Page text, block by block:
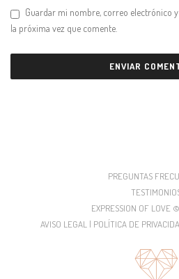
Guardar mi nombre, correo electrónico
la próxima vez que comente.
PREGUNTAS
EXPRESSION OF LOVE
AVISO LEGAL | POLÍTICA DE